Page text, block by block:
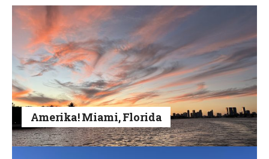
Amerika! Miami, Florida